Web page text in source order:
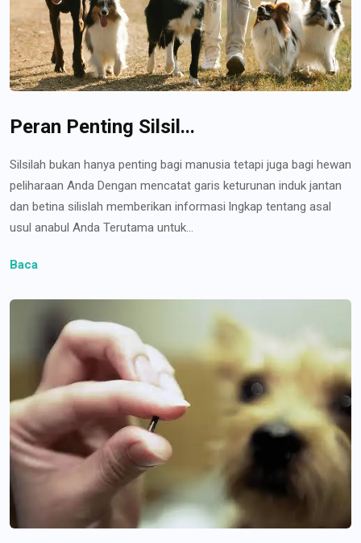
Peran Penting Silsil...
Silsilah bukan hanya penting bagi manusia tetapi juga bagi hewan
peliharaan Anda Dengan mencatat garis keturunan induk jantan
dan betina silislah memberikan informasi lngkap tentang asal
usul anabul Anda Terutama untuk...
Baca